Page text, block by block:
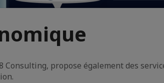
Consulting, propose également des